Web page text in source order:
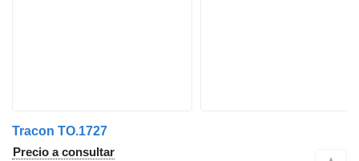
Tracon TO.1727
Precio a consultar